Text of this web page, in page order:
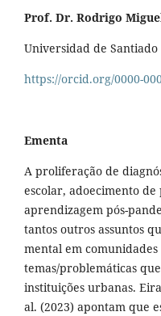
Prof. Dr. Rodrigo
Universidad de Santiado
https://orcid.org/0000-
Ementa
A proliferação de
escolar, adoecimento
aprendizagem pós-
tantos outros assuntos
mental em comunidades
temas/problemáticas
instituições urbanas.
al. (2023) apontam que